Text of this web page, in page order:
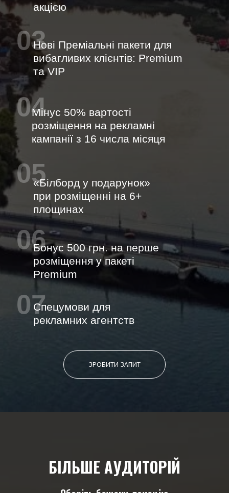
акцією
03Нові Преміальні пакети для
вибагливих клієнтів: Premium
та VIP
04Мінус 50% вартості
розміщення на рекламні
кампанії з 16 числа місяця
05«Білборд у подарунок»
при розміщенні на 6+
площинах
06Бонус 500 грн. на перше
розміщення у пакеті
Premium
07Спецумови для
рекламних агентств
ЗРОБИТИ ЗАПИТ
БІЛЬШЕ АУДИТОРІЙ